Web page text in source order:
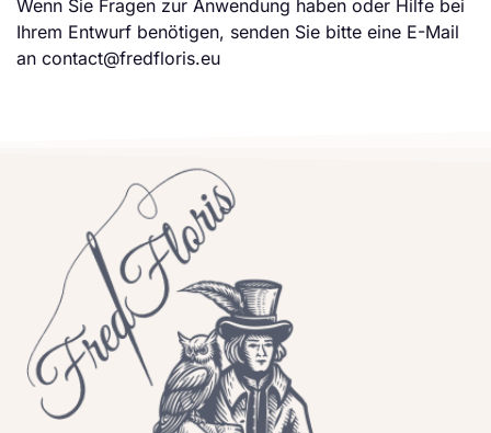
Wenn Sie Fragen zur Anwendung haben oder Hilfe bei
Ihrem Entwurf benötigen, senden Sie bitte eine E-Mail
an contact@fredfloris.eu